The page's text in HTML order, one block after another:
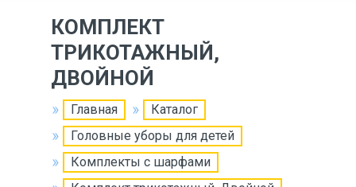
КОМПЛЕКТ
ТРИКОТАЖНЫЙ,
ДВОЙНОЙ
Главная
Каталог
Головные уборы для детей
Комплекты с шарфами